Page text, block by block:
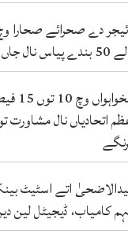
دے صحرائے
نال جاں بحق
اتحادیاں نال
اتے اسٹیٹ
کامیاب، ڈیجیٹل لین